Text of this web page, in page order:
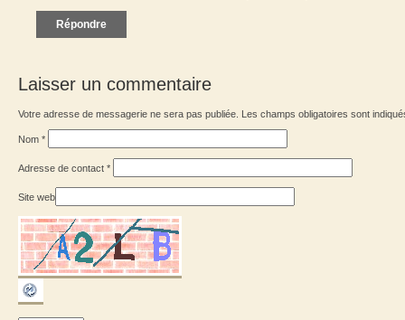
Répondre
Laisser un commentaire
Votre adresse de messagerie ne sera pas publiée. Les champs obligatoires sont
Nom *
Adresse de contact *
Site web